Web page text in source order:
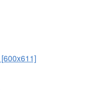
[600x611]